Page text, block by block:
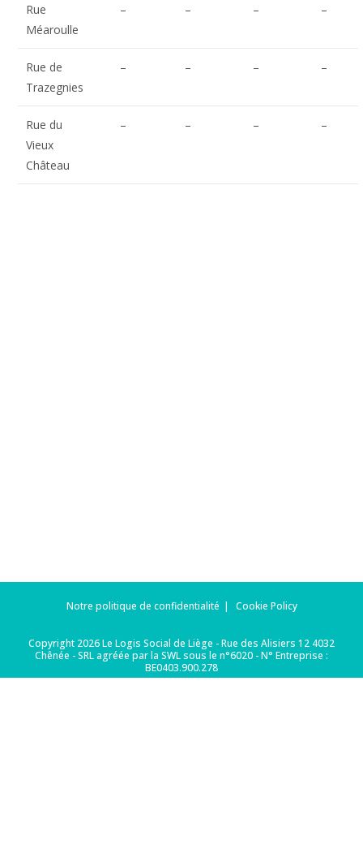
Rue
Méaroulle
– – – –
Rue de
Trazegnies
– – – –
Rue du
Vieux
Château
– – – –
Notre politique de confidentialité Cookie Policy
Copyright 2026 Le Logis Social de Liège - Rue des Alisiers 12 4032
Chênée - SRL agréée par la SWL sous le n°6020 - N° Entreprise :
BE0403.900.278